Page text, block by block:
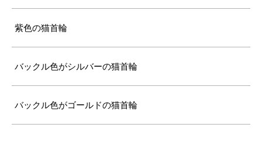
紫色の猫首輪
バックル色がシルバーの猫首輪
バックル色がゴールドの猫首輪